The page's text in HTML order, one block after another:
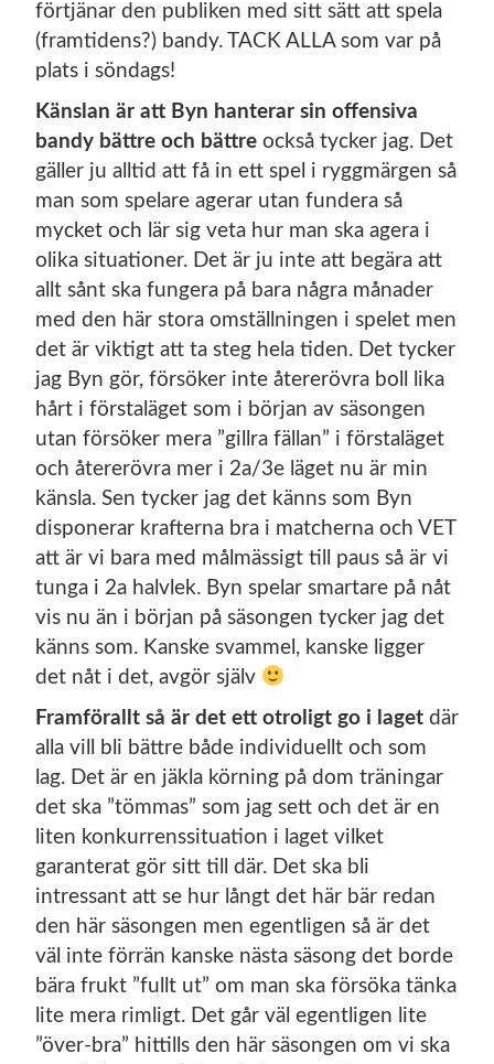
förtjänar den publiken med sitt sätt att spela
(framtidens?) bandy. TACK ALLA som var på
plats i söndags!
Känslan är att Byn hanterar sin offensiva
bandy bättre och bättre också tycker jag. Det
gäller ju alltid att få in ett spel i ryggmärgen så
man som spelare agerar utan fundera så
mycket och lär sig veta hur man ska agera i
olika situationer. Det är ju inte att begära att
allt sånt ska fungera på bara några månader
med den här stora omställningen i spelet men
det är viktigt att ta steg hela tiden. Det tycker
jag Byn gör, försöker inte återerövra boll lika
hårt i förstaläget som i början av säsongen
utan försöker mera ”gillra fällan” i förstaläget
och återerövra mer i 2a/3e läget nu är min
känsla. Sen tycker jag det känns som Byn
disponerar krafterna bra i matcherna och VET
att är vi bara med målmässigt till paus så är vi
tunga i 2a halvlek. Byn spelar smartare på nåt
vis nu än i början på säsongen tycker jag det
känns som. Kanske svammel, kanske ligger
det nåt i det, avgör själv
Framförallt så är det ett otroligt go i laget där
alla vill bli bättre både individuellt och som
lag. Det är en jäkla körning på dom träningar
det ska ”tömmas” som jag sett och det är en
liten konkurrenssituation i laget vilket
garanterat gör sitt till där. Det ska bli
intressant att se hur långt det här bär redan
den här säsongen men egentligen så är det
väl inte förrän kanske nästa säsong det borde
bära frukt ”fullt ut” om man ska försöka tänka
lite mera rimligt. Det går väl egentligen lite
”över-bra” hittills den här säsongen om vi ska